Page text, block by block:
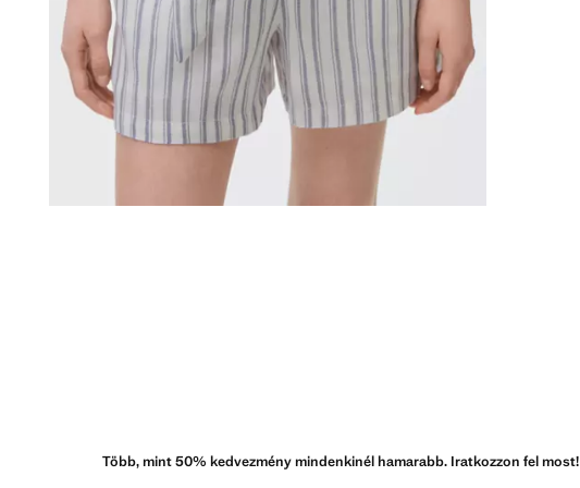
Több, mint 50% kedvezmény mindenkinél hamarabb. Iratkozzon fel most!